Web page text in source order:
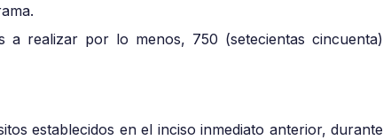
a realizar por lo menos, 750 (setecientas cincuenta)
establecidos en el inciso inmediato anterior, durante